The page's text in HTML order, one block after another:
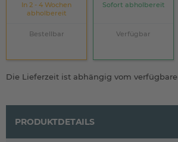
In 2 - 4 Wochen
abholbereit
Bestellbar
Sofort abholbereit
Verfügbar
Die Lieferzeit ist abhängig vom
PRODUKTDETAILS